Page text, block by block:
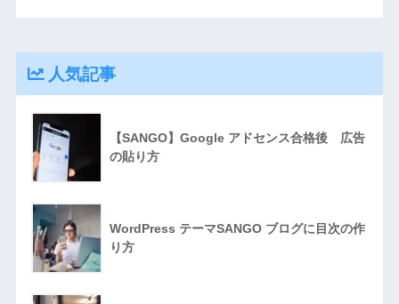
人気記事
【SANGO】Google アドセンス合格後 広告
の貼り方
WordPress テーマSANGO ブログに目次の作
り方